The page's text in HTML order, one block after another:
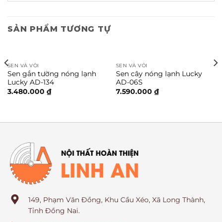
SẢN PHẨM TƯƠNG TỰ
SEN VÀ VÒI
Sen gắn tường nóng lạnh
Lucky AD-134
3.480.000 ₫
SEN VÀ VÒI
Sen cây nóng lạnh Lucky
AD-06S
7.590.000 ₫
149, Phạm Văn Đồng, Khu Cầu Xéo, Xã Long Thành,
Tỉnh Đồng Nai.